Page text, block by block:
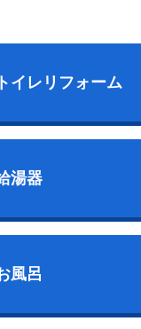
トイレリフォーム
湯器
風呂